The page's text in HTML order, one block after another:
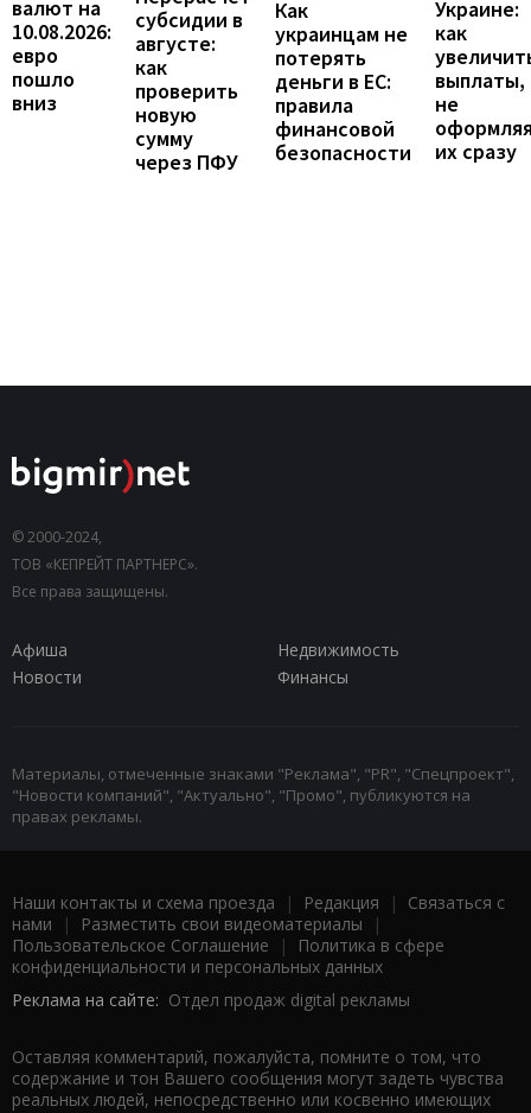
валют на
10.08.2026:
евро
пошло
вниз
субсидии в
августе:
как
проверить
новую
сумму
через ПФУ
Как
украинцам не
потерять
деньги в ЕС:
правила
финансовой
безопасности
Украине:
как
выплаты,
не
их сразу
© 2000-2024,
ТОВ «КЕПРЕЙТ ПАРТНЕРС».
Все права защищены.
Афиша
Недвижимость
Новости
Финансы
Материалы, отмеченные знаками "Реклама", "PR", "Спецпроект",
"Новости компаний", "Актуально", "Промо", публикуются на
правах рекламы.
Наши контакты и схема проезда | Редакция | Связаться с
нами | Разместить свои видеоматериалы |
Пользовательское Соглашение |
Политика в сфере
конфиденциальности и персональных данных
Реклама на сайте: Отдел продаж digital рекламы
Оставляя комментарий, пожалуйста, помните о том, что
содержание и тон Вашего сообщения могут задеть чувства
реальных людей, непосредственно или косвенно имеющих